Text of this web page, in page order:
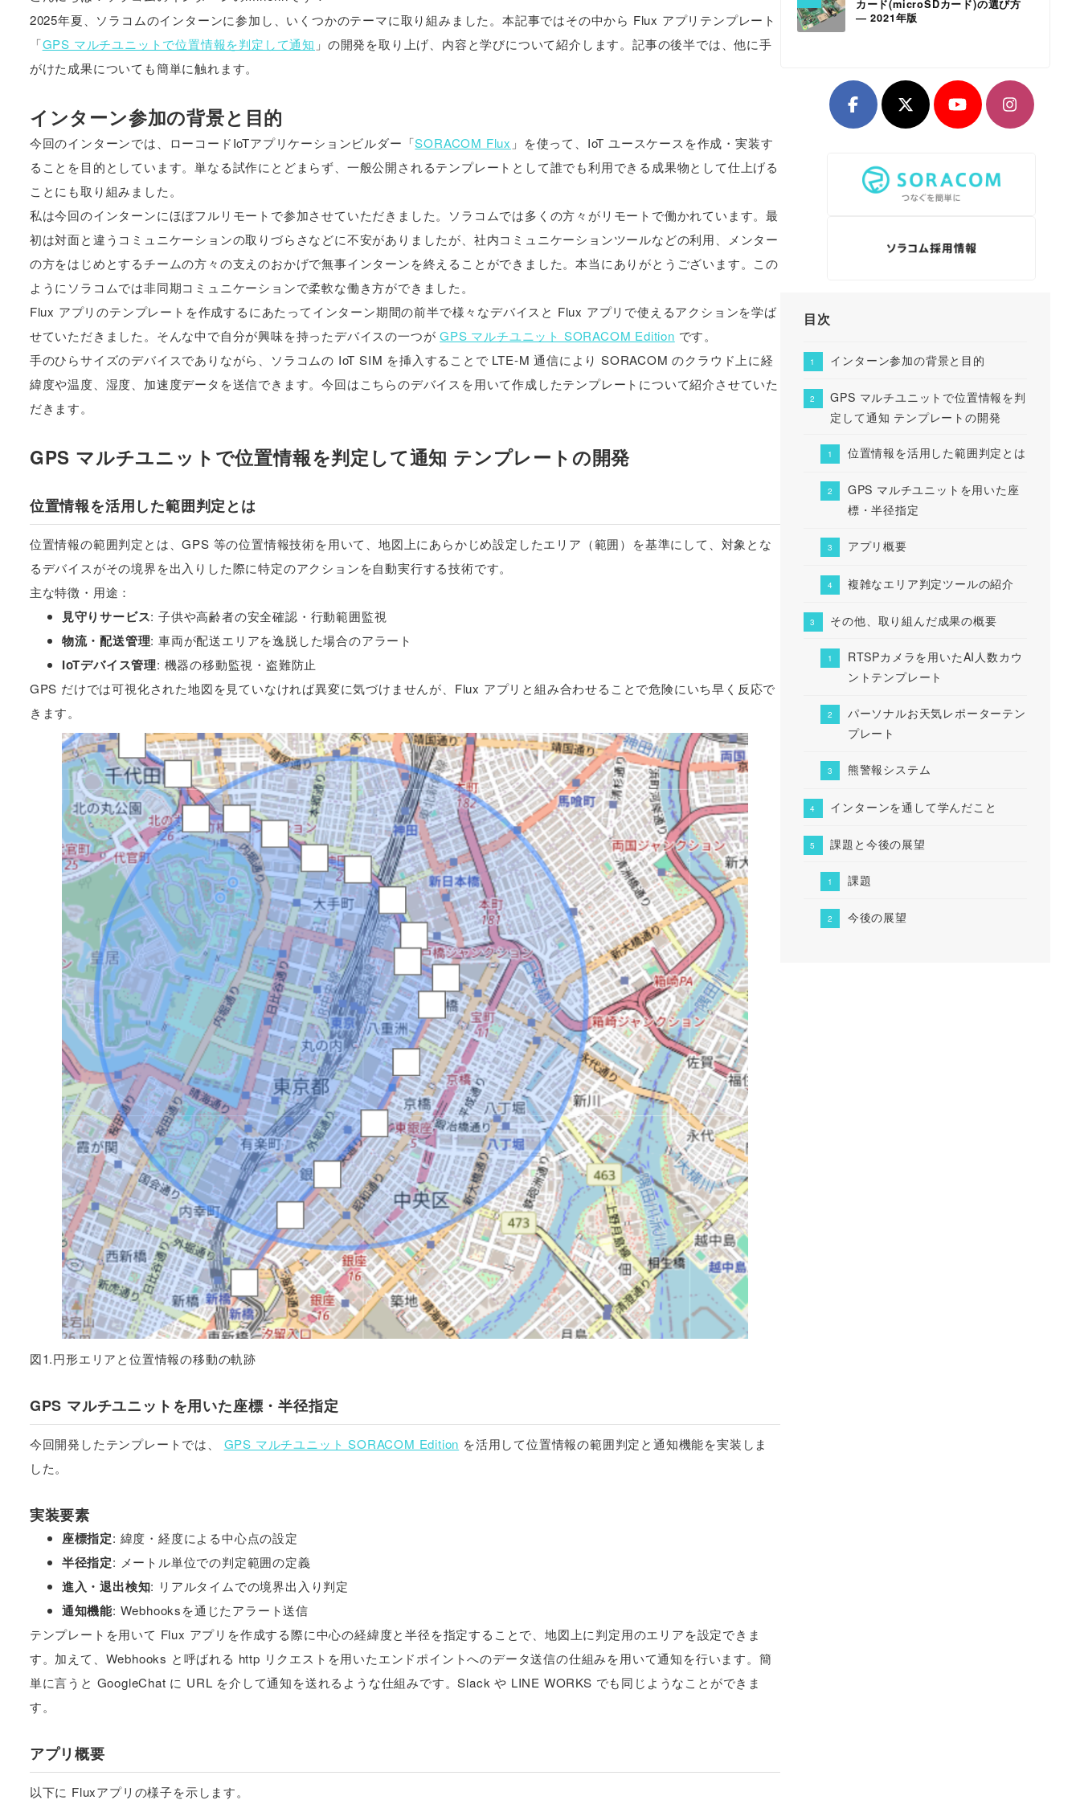
2025年夏、ソラコムのインターンに参加し、いくつかのテーマに取り組みました。本記事ではその中から Flux アプリテンプレート
「GPS マルチユニットで位置情報を判定して通知 」の開発を取り上げ、内容と学びについて紹介します。記事の後半では、他に手
がけた成果についても簡単に触れます。
インターン参加の背景と目的
今回のインターンでは、ローコードIoTアプリケーションビルダー「SORACOM Flux 」を使って、IoT ユースケースを作成・実装す
ることを目的としています。単なる試作にとどまらず、一般公開されるテンプレートとして誰でも利用できる成果物として仕上げる
ことにも取り組みました。
私は今回のインターンにほぼフルリモートで参加させていただきました。ソラコムでは多くの方々がリモートで働かれています。最
初は対面と違うコミュニケーションの取りづらさなどに不安がありましたが、社内コミュニケーションツールなどの利用、メンター
の方をはじめとするチームの方々の支えのおかげで無事インターンを終えることができました。本当にありがとうございます。この
ようにソラコムでは非同期コミュニケーションで柔軟な働き方ができました。
Flux アプリのテンプレートを作成するにあたってインターン期間の前半で様々なデバイスと Flux アプリで使えるアクションを学ば
せていただきました。そんな中で自分が興味を持ったデバイスの一つがGPS マルチユニット SORACOM Edition です。
手のひらサイズのデバイスでありながら、ソラコムの IoT SIM を挿入することで LTE-M 通信により SORACOM のクラウド上に経
緯度や温度、湿度、加速度データを送信できます。今回はこちらのデバイスを用いて作成したテンプレートについて紹介させていた
だきます。
GPS マルチユニットで位置情報を判定して通知 テンプレートの開発
位置情報を活用した範囲判定とは
位置情報の範囲判定とは、GPS 等の位置情報技術を用いて、地図上にあらかじめ設定したエリア（範囲）を基準にして、対象とな
るデバイスがその境界を出入りした際に特定のアクションを自動実行する技術です。
主な特徴・用途：
見守りサービス: 子供や高齢者の安全確認・行動範囲監視
物流・配送管理: 車両が配送エリアを逸脱した場合のアラート
IoTデバイス管理: 機器の移動監視・盗難防止
GPS だけでは可視化された地図を見ていなければ異変に気づけませんが、Flux アプリと組み合わせることで危険にいち早く反応で
きます。
図1.円形エリアと位置情報の移動の軌跡
GPS マルチユニットを用いた座標・半径指定
今回開発したテンプレートでは、 GPS マルチユニット SORACOM Edition を活用して位置情報の範囲判定と通知機能を実装しま
した。
実装要素
座標指定: 緯度・経度による中心点の設定
半径指定: メートル単位での判定範囲の定義
進入・退出検知: リアルタイムでの境界出入り判定
通知機能: Webhooksを通じたアラート送信
テンプレートを用いて Flux アプリを作成する際に中心の経緯度と半径を指定することで、地図上に判定用のエリアを設定できま
す。加えて、Webhooks と呼ばれる http リクエストを用いたエンドポイントへのデータ送信の仕組みを用いて通知を行います。簡
単に言うと GoogleChat に URL を介して通知を送れるような仕組みです。Slack や LINE WORKS でも同じようなことができま
す。
アプリ概要
以下に Fluxアプリの様子を示します。
カード(microSDカード)の選び方
― 2021年版
目次
インターン参加の背景と目的
GPS マルチユニットで位置情報を判
定して通知 テンプレートの開発
位置情報を活用した範囲判定とは
GPS マルチユニットを用いた座
標・半径指定
アプリ概要
複雑なエリア判定ツールの紹介
その他、取り組んだ成果の概要
RTSPカメラを用いたAI人数カウ
ントテンプレート
パーソナルお天気レポーターテン
プレート
熊警報システム
インターンを通して学んだこと
課題と今後の展望
課題
今後の展望